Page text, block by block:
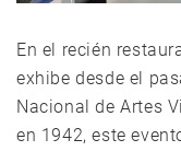
En el recién
exhibe desde el
Nacional de Artes
en 1942, este